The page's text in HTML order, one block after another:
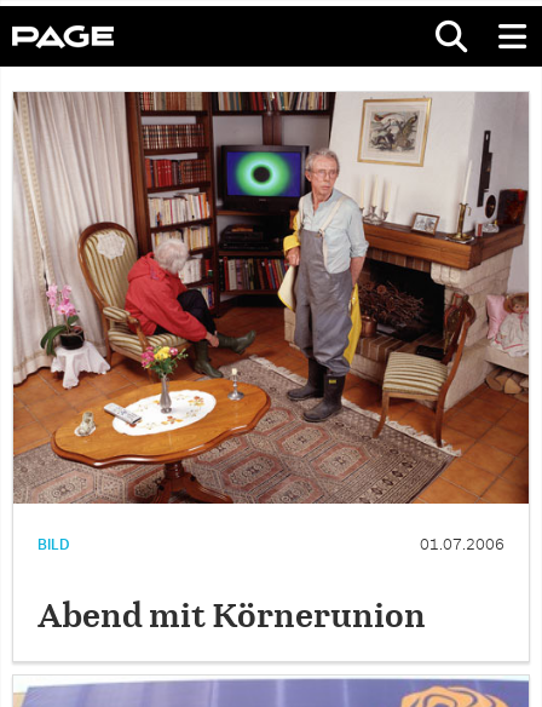
BILD 01.07.2006
Abend mit Körnerunion